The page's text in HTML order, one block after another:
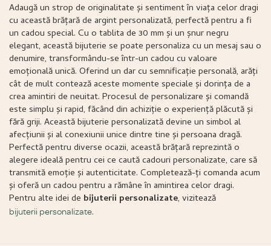
Adaugă un strop de originalitate și sentiment în viața celor dragi
cu această brățară de argint personalizată, perfectă pentru a fi
un cadou special. Cu o tablita de 30 mm și un șnur negru
elegant, această bijuterie se poate personaliza cu un mesaj sau o
denumire, transformându-se într-un cadou cu valoare
emoțională unică. Oferind un dar cu semnificație personală, arăți
cât de mult contează aceste momente speciale și dorința de a
crea amintiri de neuitat. Procesul de personalizare și comandă
este simplu și rapid, făcând din achiziție o experiență plăcută și
fără griji. Această bijuterie personalizată devine un simbol al
afecțiunii și al conexiunii unice dintre tine și persoana dragă.
Perfectă pentru diverse ocazii, această brățară reprezintă o
alegere ideală pentru cei ce caută cadouri personalizate, care să
transmită emoție și autenticitate. Completează-ți comanda acum
și oferă un cadou pentru a rămâne în amintirea celor dragi.
Pentru alte idei de bijuterii personalizate, vizitează
bijuterii personalizate.